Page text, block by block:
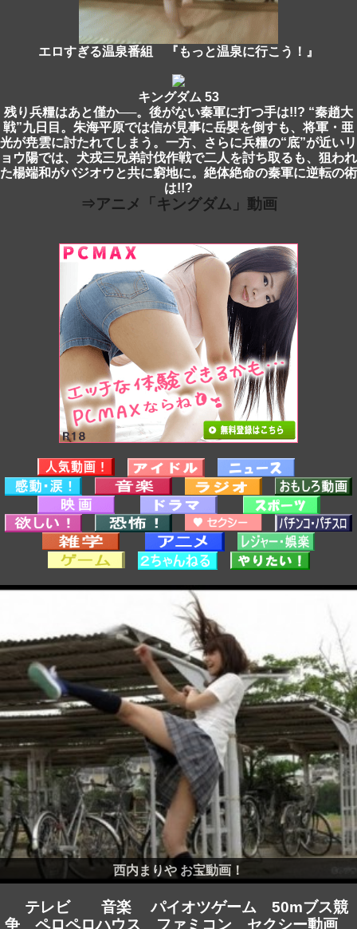
エロすぎる温泉番組 『もっと温泉に行こう！』
キングダム 53
残り兵糧はあと僅か──。後がない秦軍に打つ手は!!? “秦趙大
戦”九日目。朱海平原では信が見事に岳嬰を倒すも、将軍・亜
光が尭雲に討たれてしまう。一方、さらに兵糧の“底”が近いリ
ョウ陽では、犬戎三兄弟討伐作戦で二人を討ち取るも、狙われ
た楊端和がバジオウと共に窮地に。絶体絶命の秦軍に逆転の術
は!!?
⇒アニメ「キングダム」動画
西内まりや お宝動画！
テレビ 音楽 パイオツゲーム
50mブス競
争
ペロペロハウス ファミコン セクシー動画